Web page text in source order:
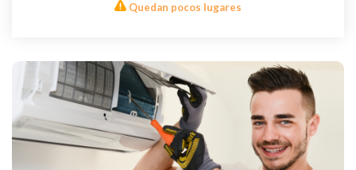
Quedan pocos lugares